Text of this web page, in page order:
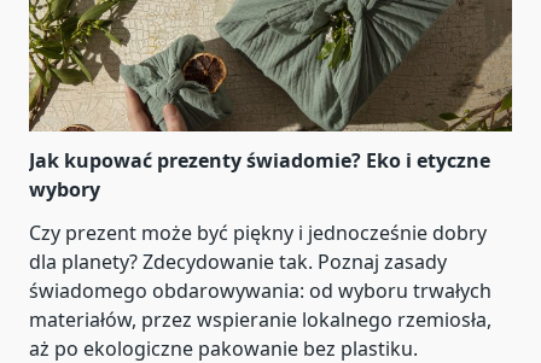
Jak kupować prezenty świadomie? Eko i etyczne
wybory
Czy prezent może być piękny i jednocześnie dobry
dla planety? Zdecydowanie tak. Poznaj zasady
świadomego obdarowywania: od wyboru trwałych
materiałów, przez wspieranie lokalnego rzemiosła,
aż po ekologiczne pakowanie bez plastiku.